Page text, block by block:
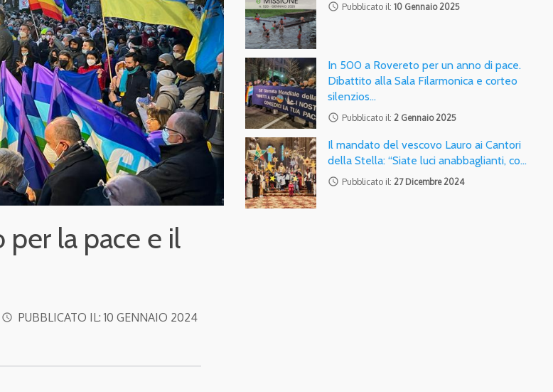
la pace e il
access_time PUBBLICATO IL:10 GENNAIO 2024
access_time Pubblicato il:10 Gennaio 2025
In 500 a Rovereto per un anno di pace.
Dibattito alla Sala Filarmonica e corteo
silenzios…
access_time Pubblicato il: 2 Gennaio 2025
Il mandato del vescovo Lauro ai Cantori
della Stella: “Siate luci anabbaglianti, co…
access_time Pubblicato il: 27 Dicembre 2024